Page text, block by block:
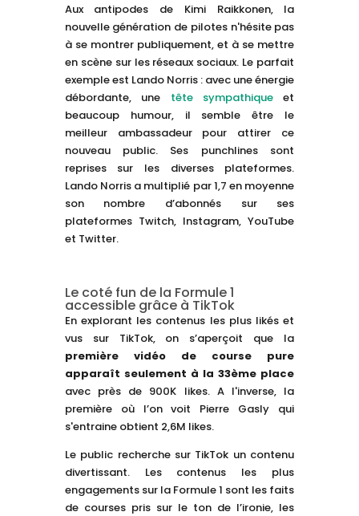
Aux antipodes de Kimi Raikkonen, la
nouvelle génération de pilotes n'hésite pas
à se montrer publiquement, et à se mettre
en scène sur les réseaux sociaux. Le parfait
exemple est Lando Norris : avec une énergie
débordante, une tête sympathiqueet
beaucoup humour, il semble être le
meilleur ambassadeur pour attirer ce
nouveau public. Ses punchlines sont
reprises sur les diverses plateformes.
Lando Norris a multiplié par 1,7 en moyenne
son nombre d’abonnés sur ses
plateformes Twitch, Instagram, YouTube
et Twitter.
Le coté fun de la Formule 1
accessible grâce à TikTok
En explorant les contenus les plus likés et
vus sur TikTok, on s’aperçoit que la
première vidéo de course pure
apparaît seulement à la 33ème place
avec près de 900K likes. A l'inverse, la
première où l’on voit Pierre Gasly qui
s'entraine obtient 2,6M likes.
Le public recherche sur TikTok un contenu
divertissant. Les contenus les plus
engagements sur la Formule 1 sont les faits
de courses pris sur le ton de l’ironie, les